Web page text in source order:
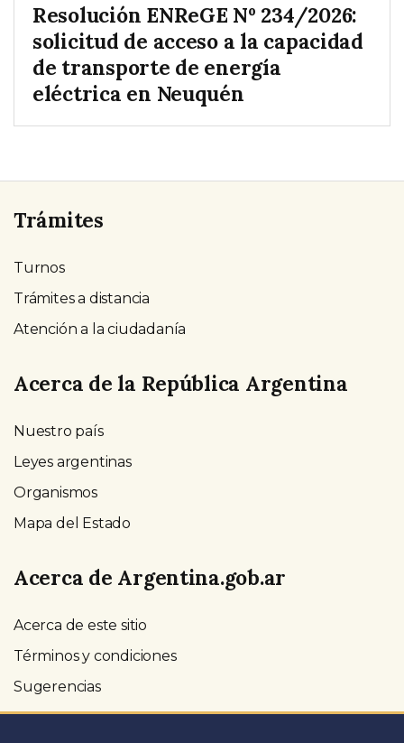
Resolución ENReGE Nº 234/2026:
solicitud de acceso a la capacidad
de transporte de energía
eléctrica en Neuquén
Trámites
Turnos
Trámites a distancia
Atención a la ciudadanía
Acerca de la República Argentina
Nuestro país
Leyes argentinas
Organismos
Mapa del Estado
Acerca de Argentina.gob.ar
Acerca de este sitio
Términos y condiciones
Sugerencias